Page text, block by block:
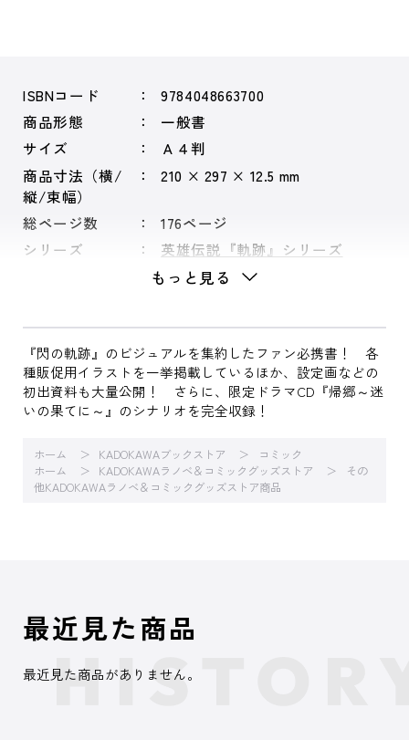
ISBNコード
9784048663700
商品形態
一般書
サイズ
Ａ４判
商品寸法（横/
縦/束幅）
210 × 297 × 12.5 mm
総ページ数
176ページ
シリーズ
英雄伝説『軌跡』シリーズ
もっと見る
『閃の軌跡』のビジュアルを集約したファン必携書！ 各
種販促用イラストを一挙掲載しているほか、設定画などの
初出資料も大量公開！ さらに、限定ドラマCD『帰郷～迷
いの果てに～』のシナリオを完全収録！
ホーム KADOKAWAブックストア
コミック
ホーム
KADOKAWAラノベ＆コミックグッズストア
その
他KADOKAWAラノベ＆コミックグッズストア商品
最近見た商品
最近見た商品がありません。